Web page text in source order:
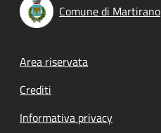
Comune di Martirano
Footer menu
Area riservata
Crediti
Informativa privacy